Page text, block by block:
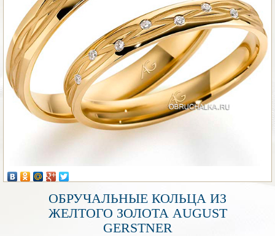
ОБРУЧАЛЬНЫЕ КОЛЬЦА ИЗ
ЖЕЛТОГО ЗОЛОТА AUGUST
GERSTNER